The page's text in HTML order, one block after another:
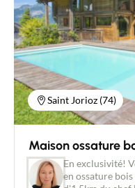
Acheter
Saint Jorioz (74)
Maison ossature
En exclusivité!
en ossature